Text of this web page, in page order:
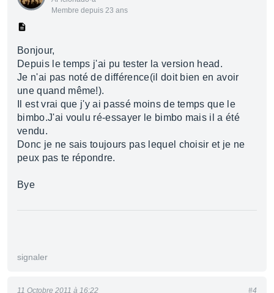
Membre depuis 23 ans
Bonjour,
Depuis le temps j'ai pu tester la version head.
Je n'ai pas noté de différence(il doit bien en avoir
une quand même!).
Il est vrai que j'y ai passé moins de temps que le
bimbo.J'ai voulu ré-essayer le bimbo mais il a été
vendu.
Donc je ne sais toujours pas lequel choisir et je ne
peux pas te répondre.
Bye
signaler
11 Octobre 2011 à 16:22 #4